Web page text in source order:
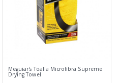
Meguiar's Toalla Microfibra Supreme
Drying Towel